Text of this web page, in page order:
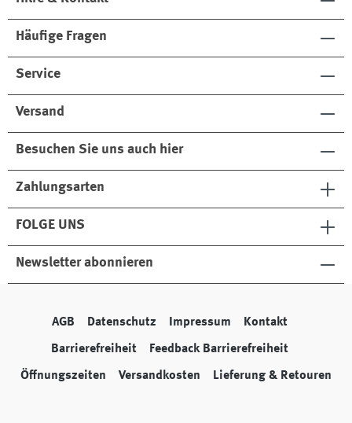
Häufige Fragen
Service
Versand
Besuchen Sie uns auch hier
Zahlungsarten
FOLGE UNS
Newsletter abonnieren
AGB Datenschutz Impressum Kontakt
Barrierefreiheit Feedback Barrierefreiheit
Öffnungszeiten Versandkosten Lieferung & Retouren